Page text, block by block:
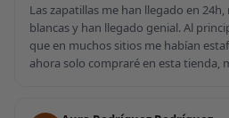
Las zapatillas me han llegado en 24h,
blancas y han llegado genial. Al
que en muchos sitios me habían
ahora solo compraré en esta tienda,